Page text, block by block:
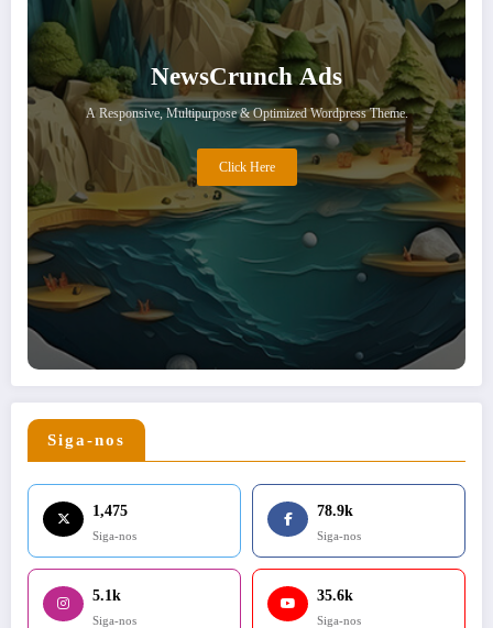
NewsCrunch Ads
A Responsive, Multipurpose & Optimized Wordpress Theme.
Click Here
Siga-nos
1,475
Siga-nos
78.9k
Siga-nos
5.1k
Siga-nos
35.6k
Siga-nos